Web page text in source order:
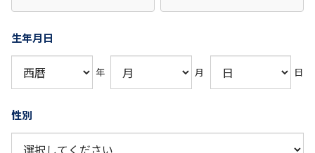
生年月日
年 月 日
性別